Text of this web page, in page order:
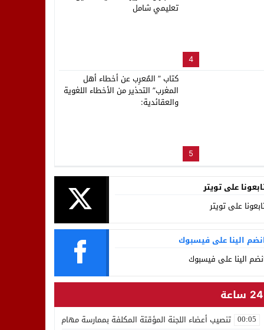
4
تعليمي شامل
5
كتاب ” المُعرِب عن أخطاء أهل
المغرب” التحذير من الأخطاء اللغوية
والعقائدية:
على تويتر
على تويتر
الينا على فيسبوك
الينا على فيسبوك
24 ساعة
00:05 تنصيب أعضاء اللجنة المؤقتة المكلفة بممارسة مهام المجلس الوطني